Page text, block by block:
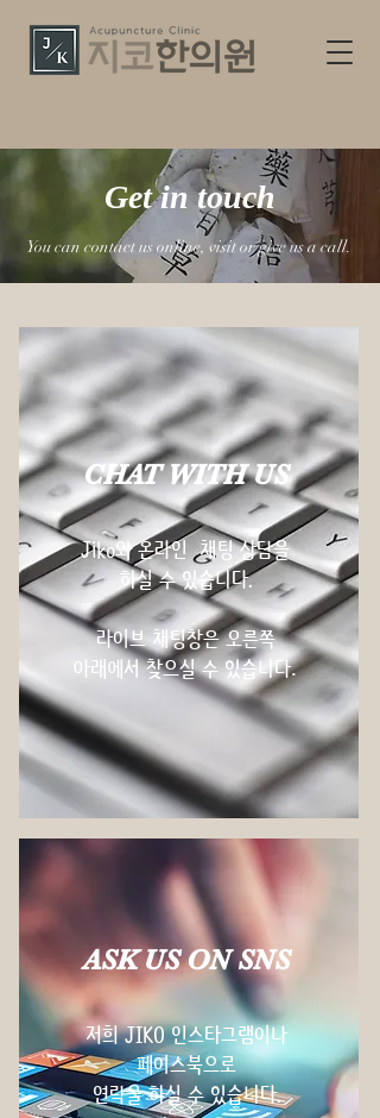
Get in touch
You can contact us online, visit or give us a call.
CHAT WITH US
Jiko와 온라인 채팅 상담을
하실 수 있습니다.
라이브 채팅창은오른쪽
아래에서찾으실 수 있습니다.
ASK US ON SNS
저희 JIKO 인스타그램이나
페이스북으로
​연락을 하실 수 있습니다.